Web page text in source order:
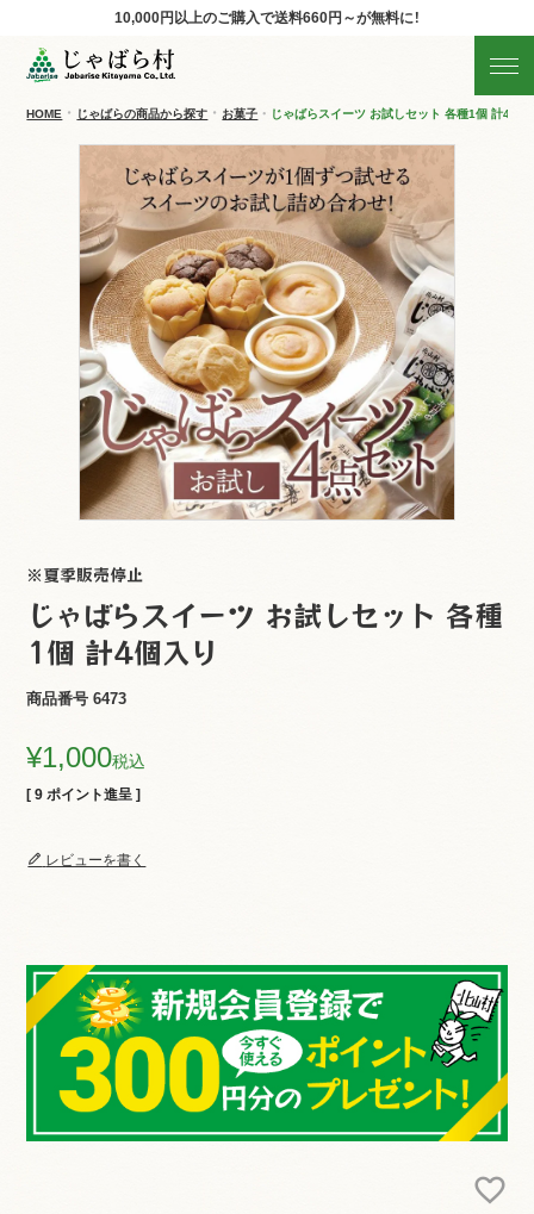
10,000円以上のご購入で送料660円～が無料に！
HOME じゃばらの商品から探す お菓子 じゃばらスイーツ お試しセット 各種1個 計4個
※夏季販売停止
じゃばらスイーツ お試しセット 各種
1個 計4個入り
商品番号 6473
¥1,000税込
[ 9 ポイント進呈 ]
レビューを書く
じゃばらの商品を探す
産地直送!旬の商品
商品の分類から探す
ギフト
すべての商品を見る